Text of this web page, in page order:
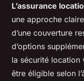
L’assurance
une approche
d’une couverture
d’options
la sécurité location
être éligible selon